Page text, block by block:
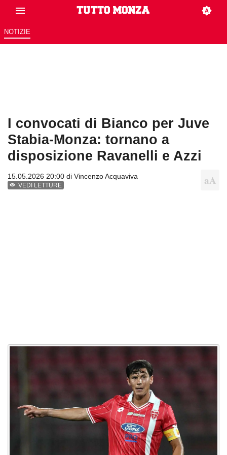
NOTIZIE
I convocati di Bianco per Juve
Stabia-Monza: tornano a
disposizione Ravanelli e Azzi
15.05.2026 20:00 di Vincenzo Acquaviva
VEDI LETTURE